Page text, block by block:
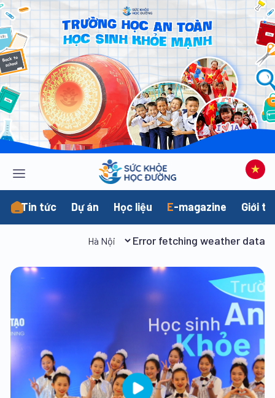
Tin tức Dự án Học liệu E-magazine Giới
Error fetching weather data